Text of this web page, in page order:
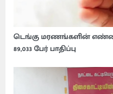
டெங்கு மரணங்களின்
89,033 பேர் பாதிப்பு